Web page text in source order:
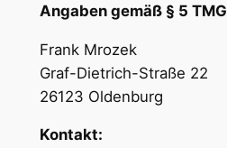
Angaben gemäß § 5 TMG
Frank Mrozek
Graf-Dietrich-Straße 22
26123 Oldenburg
Kontakt: